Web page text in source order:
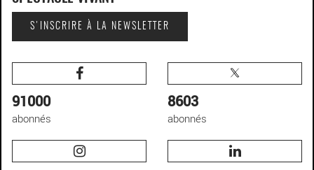
S'INSCRIRE À LA NEWSLETTER
91000
abonnés
8603
abonnés